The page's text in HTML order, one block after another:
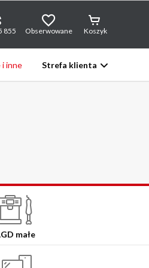
855 Obserwowane Koszyk
i inne Strefa klienta
małe